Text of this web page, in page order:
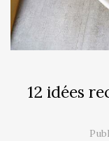
12 idées